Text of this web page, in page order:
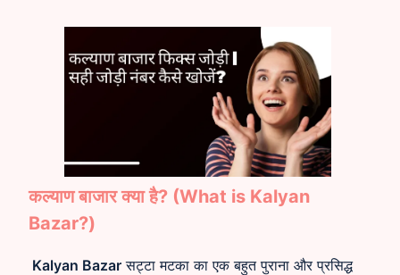
कल्याण बाजार क्या है? (What is Kalyan
Bazar?)
Kalyan Bazar सट्टा मटका का एक बहुत पुराना और प्रसिद्ध